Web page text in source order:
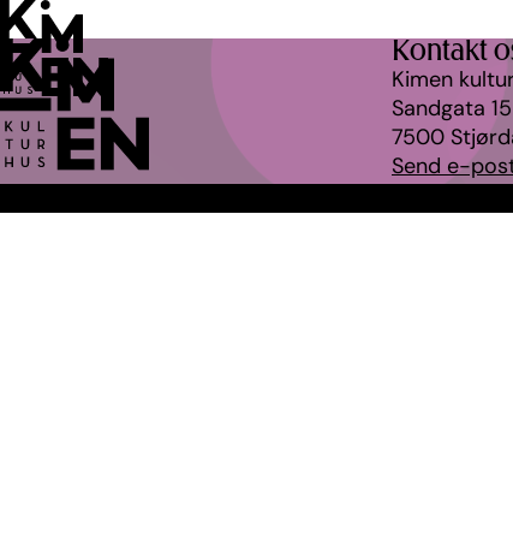
Hopp
til
innhold
Kontakt
Kimen
Sandgata 15
7500
Send e-